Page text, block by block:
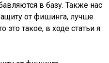
в базу. Также нас
от фишинга, лучше
это такое, в ходе статьи я